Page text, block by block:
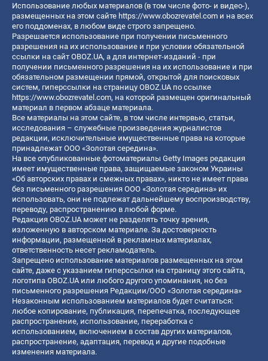
Использование любых материалов (в том числе фото- и видео-),
размещенных на этом сайте https://www.obozrevatel.com и на всех
его поддоменах, в любом виде строго запрещено.
Разрешается использование при получении письменного
разрешения на их использование и при условии обязательной
ссылки на сайт OBOZ.UA, а для интернет-изданий - при
получении письменного разрешения на их использование и при
обязательном размещении прямой, открытой для поисковых
систем, гиперссылки на страницу OBOZ.UA по ссылке
https://www.obozrevatel.com, на которой размещен оригинальный
материал в первом абзаце материала.
Все материалы на этом сайте, в том числе интервью, статьи,
исследования – служебные произведения журналистов
редакции, исключительные имущественные права на которые
принадлежат ООО «Золотая середина».
На все опубликованные фотоматериалы Getty Images редакция
имеет имущественные права, защищаемые законом Украины
«Об авторских правах и смежных правах», никто не имеет права
без письменного разрешения ООО «Золотая середина» их
использовать, они не подлежат дальнейшему воспроизводству,
переводу, распространению в любой форме.
Редакция OBOZ.UA может не разделять точку зрения,
изложенную в авторском материале. За достоверность
информации, размещенной в рекламных материалах,
ответственность несет рекламодатель.
Запрещено использование материалов размещенных на этом
сайте, даже с указанием гиперссылки на страницу этого сайта,
логотипа OBOZ.UA или любого другого упоминания, но без
письменного разрешения Редакции/ООО «Золотая середина»
Незаконным использованием материалов будет считаться:
любое копирование, публикация, перепечатка, последующее
распространение, использование, переработка с
использованием, включением в состав других материалов,
распространение, адаптация, перевод и другие подобные
изменения материала.